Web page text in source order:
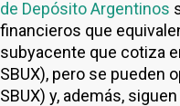
de Depósito Argentinos
financieros que
subyacente que cotiza
SBUX), pero se pueden
SBUX) y, además,